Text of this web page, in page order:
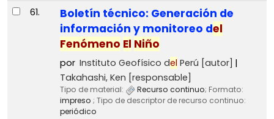
Resultados
61.
Boletín técnico: Generación de
información y monitoreo del
Fenómeno El Niño
por Instituto Geofísico del Perú [autor]
Takahashi, Ken [responsable]
Tipo de material: Recurso continuo; Formato:
impreso ; Tipo de descriptor de recurso continuo:
periódico